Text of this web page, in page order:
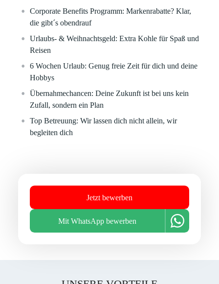
Corporate Benefits Programm:Markenrabatte? Klar,
die gibt´s obendrauf
Urlaubs- & Weihnachtsgeld:Extra Kohle für Spaß und
Reisen
6 Wochen Urlaub: Genug freie Zeit für dich und deine
Hobbys
Übernahmechancen: Deine Zukunft ist bei uns kein
Zufall, sondern ein Plan
Top Betreuung:Wir lassen dich nicht allein, wir
begleiten dich
Jetzt bewerben
Mit WhatsApp bewerben